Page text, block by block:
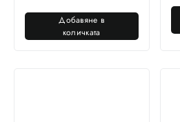
Добавяне в
количката